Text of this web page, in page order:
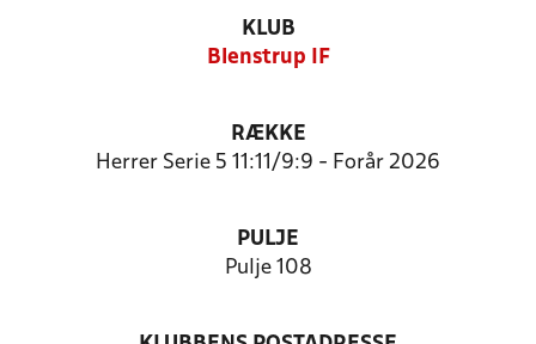
KLUB
Blenstrup IF
RÆKKE
Herrer Serie 5 11:11/9:9 - Forår 2026
PULJE
Pulje 108